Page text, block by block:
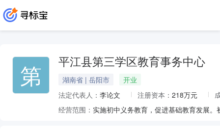
第 平江县第三学区教育事务中心
湖南省 | 岳阳市
开业
法定代表人： 李论文 注册资本： 218万元
经营范围： 实施初中义务教育，促进基础教育发展。